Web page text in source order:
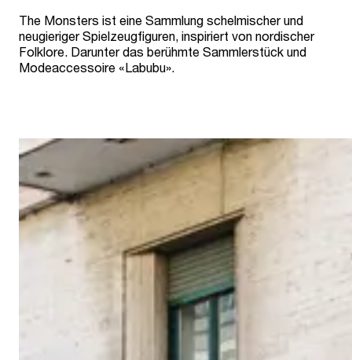
The Monsters ist eine Sammlung schelmischer und
neugieriger Spielzeugfiguren, inspiriert von nordischer
Folklore. Darunter das berühmte Sammlerstück und
Modeaccessoire «Labubu».